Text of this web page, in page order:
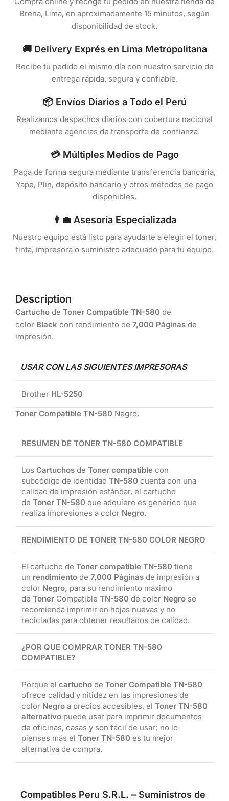
Breña, Lima, en aproximadamente 15 minutos, según
disponibilidad de stock.
🚚 Delivery Exprés en Lima Metropolitana
Recibe tu pedido el mismo día con nuestro servicio de
entrega rápida, segura y confiable.
📦 Envíos Diarios a Todo el Perú
Realizamos despachos diarios con cobertura nacional
mediante agencias de transporte de confianza.
💳 Múltiples Medios de Pago
Paga de forma segura mediante transferencia bancaria,
Yape, Plin, depósito bancario y otros métodos de pago
disponibles.
👨‍💼 Asesoría Especializada
Nuestro equipo está listo para ayudarte a elegir el toner,
tinta, impresora o suministro adecuado para tu equipo.
Description
Cartucho de Toner Compatible TN-580 de
color Black con rendimiento de 7,000 Páginas de
impresión.
USAR CON LAS SIGUIENTES IMPRESORAS
Brother HL-5250
Toner Compatible TN-580 Negro.
RESUMEN DE TONER TN-580 COMPATIBLE
Los Cartuchos de Toner compatible con
subcódigo de identidad TN-580 cuenta con una
calidad de impresión estándar, el cartucho
de Toner TN-580 que adquiere es genérico que
realiza impresiones a color Negro.
RENDIMIENTO DE TONER TN-580 COLOR NEGRO
El cartucho de Toner compatible TN-580 tiene
un rendimiento de 7,000 Páginas de impresión a
color Negro, para su rendimiento máximo
de Toner Compatible TN-580 de color Negro se
recomienda imprimir en hojas nuevas y no
recicladas para obtener resultados de calidad.
¿POR QUE COMPRAR TONER TN-580
COMPATIBLE?
Porque el cartucho de Toner Compatible TN-580
ofrece calidad y nitidez en las impresiones de
color Negro a precios accesibles, el Toner TN-580
alternativo puede usar para imprimir documentos
de oficinas, casas y son fácil de usar; no lo
pienses más el Toner TN-580 es tu mejor
alternativa de compra.
Compatibles Peru S.R.L. – Suministros de